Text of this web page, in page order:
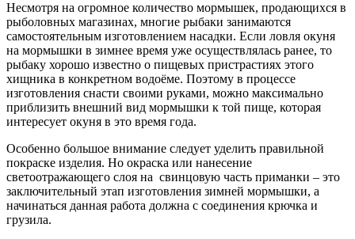
Несмотря на огромное количество мормышек, продающихся в
рыболовных магазинах, многие рыбаки занимаются
самостоятельным изготовлением насадки. Если ловля окуня
на мормышки в зимнее время уже осуществлялась ранее, то
рыбаку хорошо известно о пищевых пристрастиях этого
хищника в конкретном водоёме. Поэтому в процессе
изготовления снасти своими руками, можно максимально
приблизить внешний вид мормышки к той пище, которая
интересует окуня в это время года.
Особенно большое внимание следует уделить правильной
покраске изделия. Но окраска или нанесение
светоотражающего слоя на свинцовую часть приманки – это
заключительный этап изготовления зимней мормышки, а
начинаться данная работа должна с соединения крючка и
грузила.